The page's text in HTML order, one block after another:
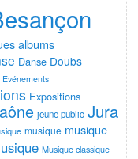
albums
Danse Doubs
Evénements
Expositions
jeune public Jura
musique musique
Musique classique